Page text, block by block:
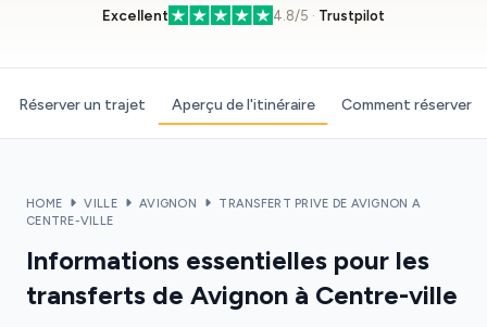
Excellent 4.8/5 · Trustpilot
Réserver un trajet Aperçu de l'itinéraire Comment réserver
HOME VILLE AVIGNON
TRANSFERT PRIVE DE AVIGNON A
CENTRE-VILLE
Informations essentielles pour les
transferts de Avignon à Centre-ville